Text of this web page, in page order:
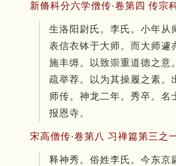
新脩科分六学僧传·卷第四 传宗
生洛阳尉氏。 李氏。 小年从
表信衣钵于大师。 而大师遽
施丰缛。
以致崇重道德之意。
疏举荐。
以为其操履之素。
师传。 神龙二年。 秀卒。 名
报恩寺。
宋高僧传·卷第八 习禅篇第三之
释神秀。 俗姓李氏。 今东京